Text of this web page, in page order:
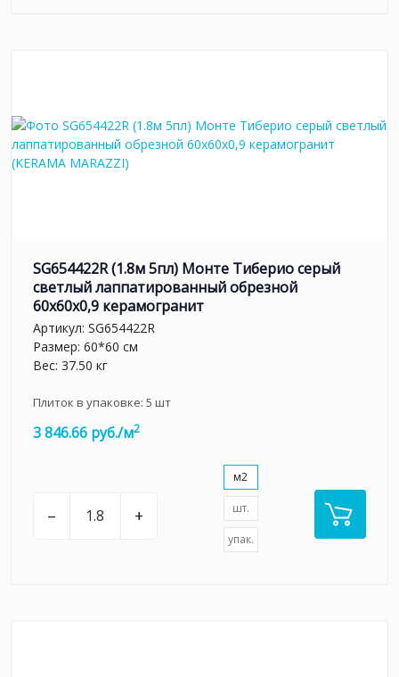
SG654422R (1.8м 5пл) Монте Тиберио серый
светлый лаппатированный обрезной
60x60x0,9 керамогранит
Артикул: SG654422R
Размер: 60*60 см
Вес: 37.50 кг
Плиток в упаковке: 5 шт
3 846.66 руб./м2
– +
м2
шт.
упак.